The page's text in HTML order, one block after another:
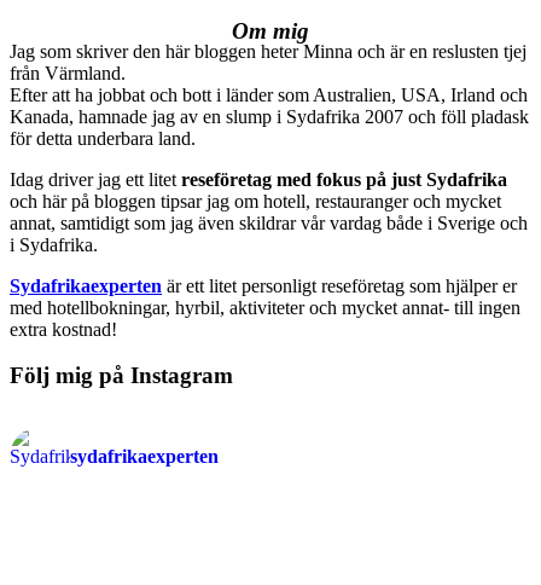
Om mig
Jag som skriver den här bloggen heter Minna och är en reslusten tjej
från Värmland.
Efter att ha jobbat och bott i länder som Australien, USA, Irland och
Kanada, hamnade jag av en slump i Sydafrika 2007 och föll pladask
för detta underbara land.
Idag driver jag ett litet reseföretag med fokus på just Sydafrika
och här på bloggen tipsar jag om hotell, restauranger och mycket
annat, samtidigt som jag även skildrar vår vardag både i Sverige och
i Sydafrika.
Sydafrikaexperten är ett litet personligt reseföretag som hjälper er
med hotellbokningar, hyrbil, aktiviteter och mycket annat- till ingen
extra kostnad!
Följ mig på Instagram
sydafrikaexperten